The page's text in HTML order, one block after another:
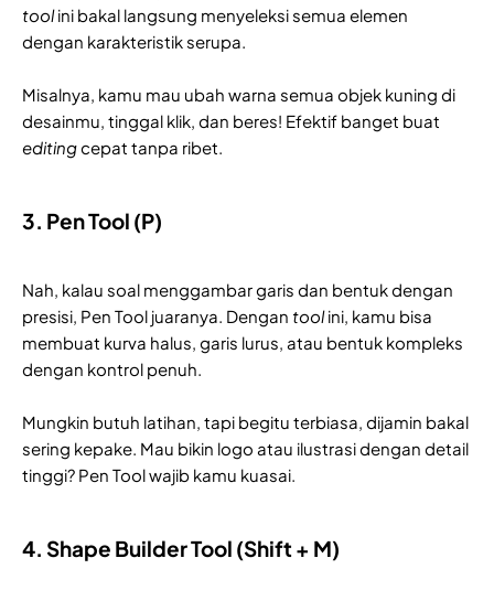
toolini bakal langsung menyeleksi semua elemen
dengan karakteristik serupa.
Misalnya, kamu mau ubah warna semua objek kuning di
desainmu, tinggal klik, dan beres! Efektif banget buat
editingcepat tanpa ribet.
3. Pen Tool (P)
Nah, kalau soal menggambar garis dan bentuk dengan
presisi, Pen Tool juaranya. Dengan toolini, kamu bisa
membuat kurva halus, garis lurus, atau bentuk kompleks
dengan kontrol penuh.
Mungkin butuh latihan, tapi begitu terbiasa, dijamin bakal
sering kepake. Mau bikin logo atau ilustrasi dengan detail
tinggi? Pen Tool wajib kamu kuasai.
4. Shape Builder Tool (Shift + M)